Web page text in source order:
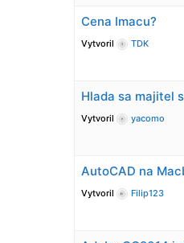
Cena Imacu?
Vytvoril TDK
Hlada sa majitel
Vytvoril yacomo
AutoCAD na
Vytvoril Filip123